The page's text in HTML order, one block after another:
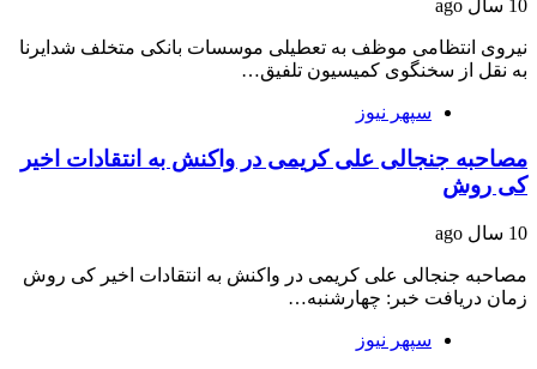
10 سال ago
نیروی انتظامی موظف به تعطیلی موسسات بانکی متخلف شدایرنا
به نقل از سخنگوی کمیسیون تلفیق…
سپهر نیوز
مصاحبه جنجالی علی کریمی در واکنش به انتقادات اخیر
کی روش
10 سال ago
مصاحبه جنجالی علی کریمی در واکنش به انتقادات اخیر کی روش
زمان دریافت خبر: چهارشنبه…
سپهر نیوز